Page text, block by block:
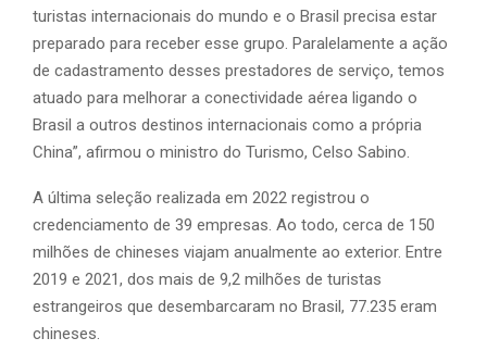
turistas internacionais do mundo e o Brasil precisa estar
preparado para receber esse grupo. Paralelamente a ação
de cadastramento desses prestadores de serviço, temos
atuado para melhorar a conectividade aérea ligando o
Brasil a outros destinos internacionais como a própria
China”, afirmou o ministro do Turismo, Celso Sabino.
A última seleção realizada em 2022 registrou o
credenciamento de 39 empresas. Ao todo, cerca de 150
milhões de chineses viajam anualmente ao exterior. Entre
2019 e 2021, dos mais de 9,2 milhões de turistas
estrangeiros que desembarcaram no Brasil, 77.235 eram
chineses.